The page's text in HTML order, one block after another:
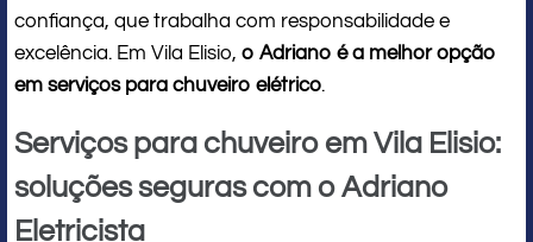
confiança, que trabalha com responsabilidade e
excelência. Em Vila Elisio, o Adriano é a melhor opção
em serviços para chuveiro elétrico.
Serviços para chuveiro em Vila Elisio:
soluções seguras com o Adriano
Eletricista